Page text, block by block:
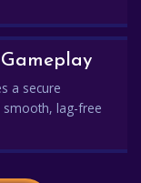
Gameplay
a secure
smooth, lag-free